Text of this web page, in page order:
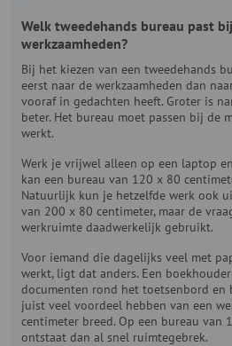
Welk tweedehands bureau past
werkzaamheden?
Bij het kiezen van een tweedehands
eerst naar de werkzaamheden dan
vooraf in gedachten heeft. Groter is
beter. Het bureau moet passen bij de
werkt.
Werk je vrijwel alleen op een laptop
kan een bureau van 120 x 80
Natuurlijk kun je hetzelfde werk ook
van 200 x 80 centimeter, maar de
werkruimte daadwerkelijk gebruikt.
Voor iemand die dagelijks veel met
werkt, ligt dat anders. Een
documenten rond het toetsenbord en
juist veel voordeel hebben van een
centimeter breed. Op een bureau van
ontstaat dan al snel ruimtegebrek.